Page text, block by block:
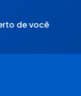
de você